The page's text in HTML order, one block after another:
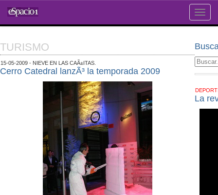
Toggle
TURISMO
15-05-2009 - NIEVE EN LAS CAÃ±ITAS.
Cerro Catedral lanzÃ³ la temporada 2009
La